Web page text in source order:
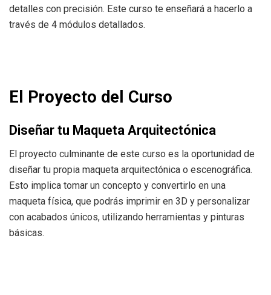
detalles con precisión. Este curso te enseñará a hacerlo a
través de 4 módulos detallados.
El Proyecto del Curso
Diseñar tu Maqueta Arquitectónica
El proyecto culminante de este curso es la oportunidad de
diseñar tu propia maqueta arquitectónica o escenográfica.
Esto implica tomar un concepto y convertirlo en una
maqueta física, que podrás imprimir en 3D y personalizar
con acabados únicos, utilizando herramientas y pinturas
básicas.